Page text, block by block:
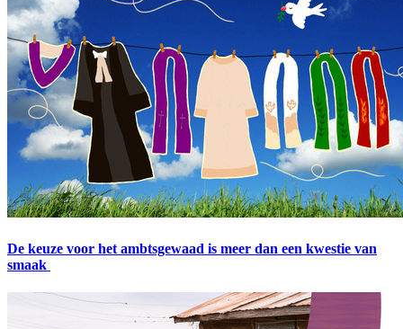
De keuze voor het ambtsgewaad is meer dan een kwestie van
smaak